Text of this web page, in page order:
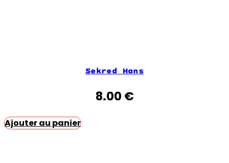
Sekred Hans
8.00 €
Ajouter au panier